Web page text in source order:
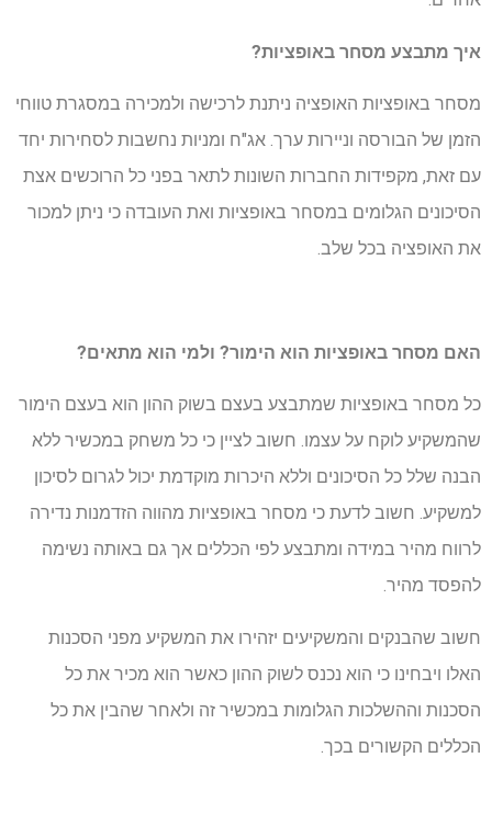
איך מתבצע מסחר באופציות?
מסחר באופציות האופציה ניתנת לרכישה ולמכירה במסגרת טווחי
הזמן של הבורסה וניירות ערך. אג"ח ומניות נחשבות לסחירות יחד
עם זאת, מקפידות החברות השונות לתאר בפני כל הרוכשים אצת
הסיכונים הגלומים במסחר באופציות ואת העובדה כי ניתן למכור
את האופציה בכל שלב.
האם מסחר באופציות הוא הימור? ולמי הוא מתאים?
כל מסחר באופציות שמתבצע בעצם בשוק ההון הוא בעצם הימור
שהמשקיע לוקח על עצמו. חשוב לציין כי כל משחק במכשיר ללא
הבנה שלל כל הסיכונים וללא היכרות מוקדמת יכול לגרום לסיכון
למשקיע. חשוב לדעת כי מסחר באופציות מהווה הזדמנות נדירה
לרווח מהיר במידה ומתבצע לפי הכללים אך גם באותה נשימה
להפסד מהיר.
חשוב שהבנקים והמשקיעים יזהירו את המשקיע מפני הסכנות
האלו ויבחינו כי הוא נכנס לשוק ההון כאשר הוא מכיר את כל
הסכנות וההשלכות הגלומות במכשיר זה ולאחר שהבין את כל
הכללים הקשורים בכך.